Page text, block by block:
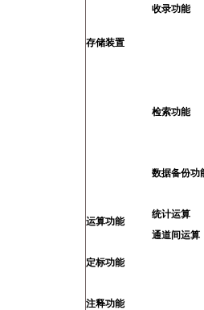
存储装置
收录功能
检索功能
数据备份功
运算功能
统计运算
通道间运算
定标功能
注释功能